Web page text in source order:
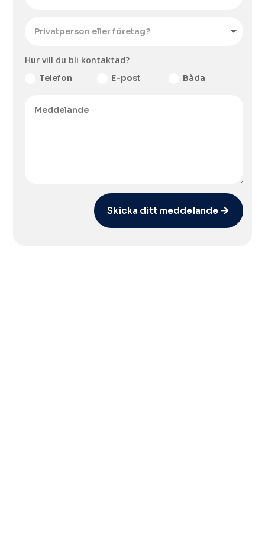
Hur vill du bli kontaktad?
Telefon E-post Båda
Skicka ditt meddelande